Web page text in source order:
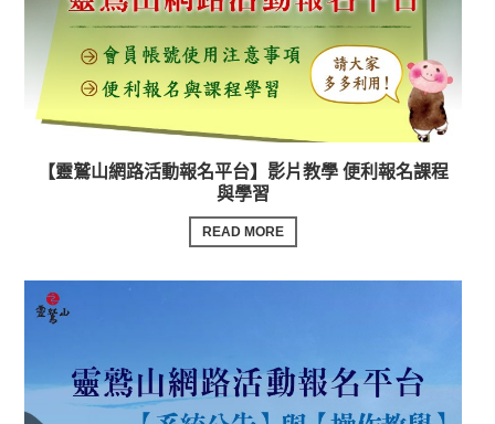
【靈鷲山網路活動報名平台】影片教學 便利報名課程
與學習
READ MORE